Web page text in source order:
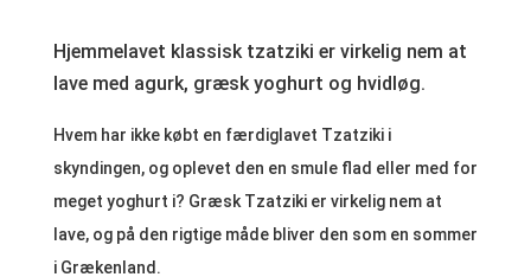
Hjemmelavet klassisk tzatziki er virkelig nem at
lave med agurk, græsk yoghurt og hvidløg.
Hvem har ikke købt en færdiglavet Tzatziki i
skyndingen, og oplevet den en smule flad eller med for
meget yoghurt i? Græsk Tzatziki er virkelig nem at
lave, og på den rigtige måde bliver den som en sommer
i Grækenland.